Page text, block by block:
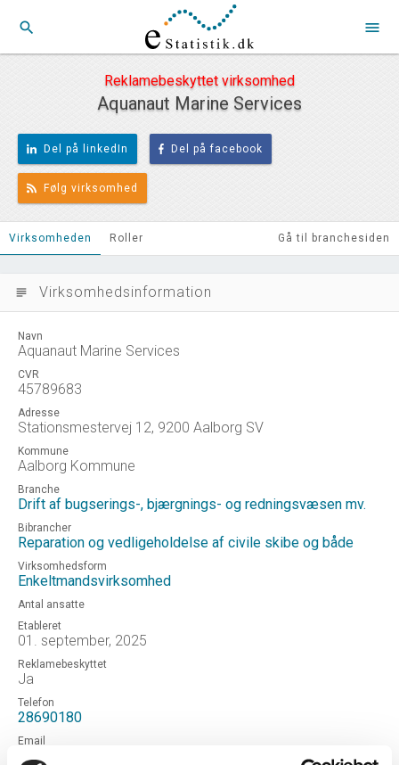
search menu
Reklamebeskyttet virksomhed
Aquanaut Marine Services
Del på linkedIn Del på facebook
Følg virksomhed
Virksomheden Roller Gå til branchesiden
subject Virksomhedsinformation
Navn
Aquanaut Marine Services
CVR
45789683
Adresse
Stationsmestervej 12, 9200 Aalborg SV
Kommune
Aalborg Kommune
Branche
Drift af bugserings-, bjærgnings- og redningsvæsen mv.
Bibrancher
Reparation og vedligeholdelse af civile skibe og både
Virksomhedsform
Enkeltmandsvirksomhed
Antal ansatte
Etableret
01. september, 2025
Reklamebeskyttet
Ja
Telefon
28690180
Email
zeiss2907@gmail.com